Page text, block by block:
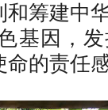
筹建中
基因，
的责任